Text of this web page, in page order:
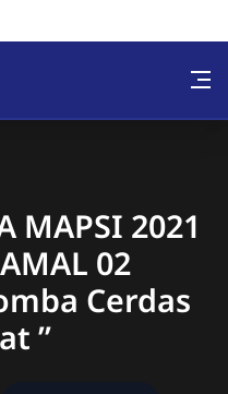
MAPSI 2021
02
Cerdas
”